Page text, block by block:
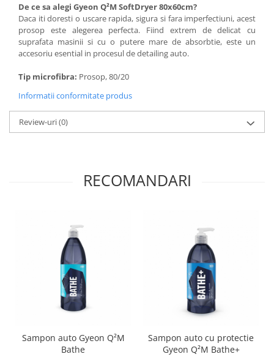
De ce sa alegi Gyeon Q²M SoftDryer 80x60cm?
Daca iti doresti o uscare rapida, sigura si fara imperfectiuni, acest
prosop este alegerea perfecta. Fiind extrem de delicat cu
suprafata masinii si cu o putere mare de absorbtie, este un
accesoriu esential in procesul de detailing auto.
Tip microfibra: Prosop, 80/20
Informatii conformitate produs
Review-uri(0)
RECOMANDARI
Sampon auto Gyeon Q²M
Bathe
Sampon auto cu protectie
Gyeon Q²M Bathe+